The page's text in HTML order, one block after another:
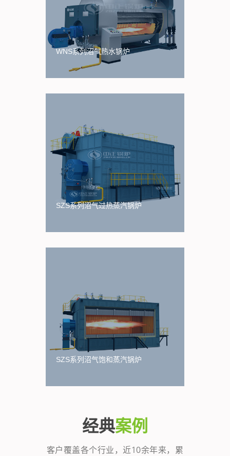
WNS系列沼气热水锅炉
SZS系列沼气过热蒸汽锅炉
SZS系列沼气饱和蒸汽锅炉
经典案例
客户覆盖各个行业，近10余年来，累